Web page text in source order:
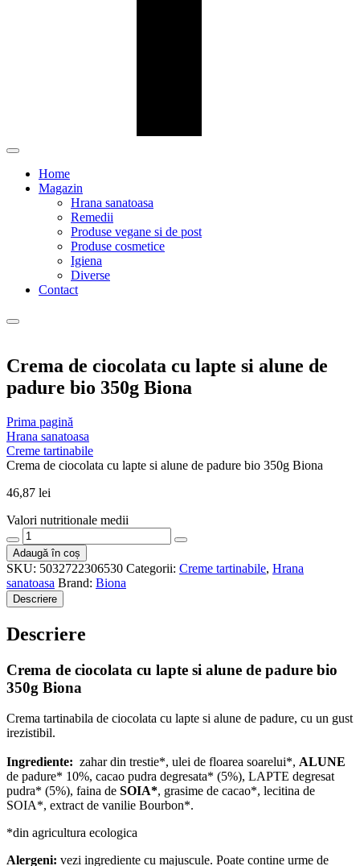
Home
Magazin
Hrana sanatoasa
Remedii
Produse vegane si de post
Produse cosmetice
Igiena
Diverse
Contact
Crema de ciocolata cu lapte si alune de
padure bio 350g Biona
Prima pagină
Hrana sanatoasa
Creme tartinabile
Crema de ciocolata cu lapte si alune de padure bio 350g Biona
46,87 lei
Valori nutritionale medii
Cantitate
Crema
de
ciocolata
cu
lapte
alune
padure
bio
350g
Adaugă în coș
SKU: 5032722306530 Categorii: Creme tartinabile, Hrana
sanatoasa Brand: Biona
Descriere
Descriere
Crema de ciocolata cu lapte si alune de padure bio
350g Biona
Crema tartinabila de ciocolata cu lapte si alune de padure, cu un gust
irezistibil.
Ingrediente: zahar din trestie*, ulei de floarea soarelui*, ALUNE
de padure* 10%, cacao pudra degresata* (5%), LAPTE degresat
pudra* (5%), faina de SOIA*, grasime de cacao*, lecitina de
SOIA*, extract de vanilie Bourbon*.
*din agricultura ecologica
Alergeni: vezi ingrediente cu majuscule. Poate contine urme de